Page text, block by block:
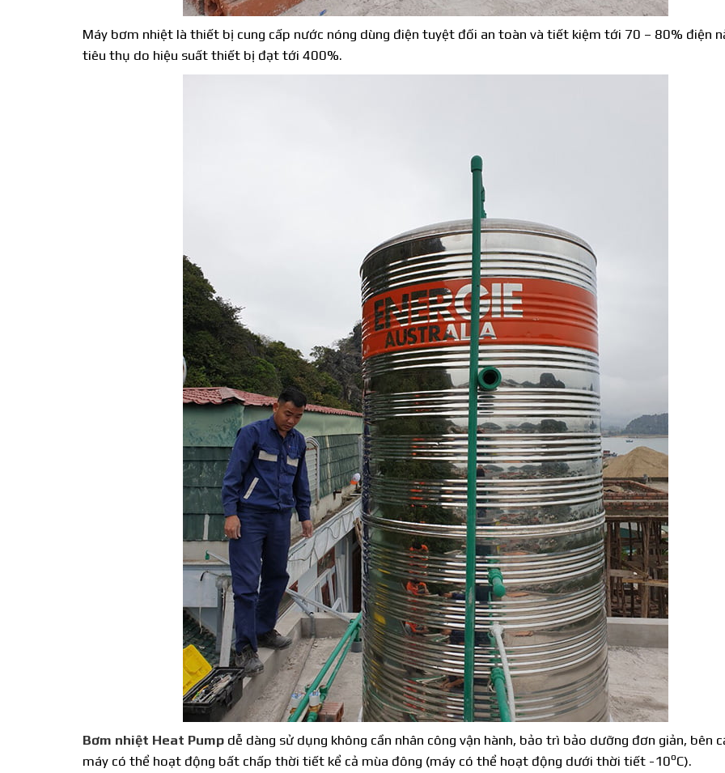
Máy bơm nhiệt là thiết bị cung cấp nước nóng dùng điện tuyệt đối an toàn và tiết kiệm tới 70 – 80% điện
tiêu thụ do hiệu suất thiết bị đạt tới 400%.
Bơm nhiệt Heat Pump dễ dàng sử dụng không cần nhân công vận hành, bảo trì bảo dưỡng đơn giản, bên
máy có thể hoạt động bất chấp thời tiết kể cả mùa đông (máy có thể hoạt động dưới thời tiết -10oC).